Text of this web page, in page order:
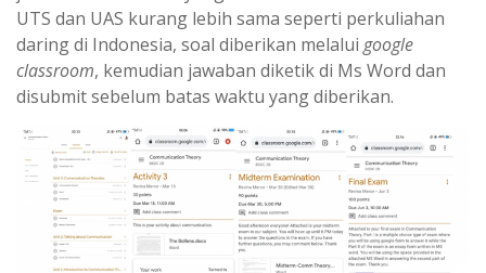
UTS dan UAS kurang lebih sama seperti perkuliahan
daring di Indonesia, soal diberikan melalui google
classroom, kemudian jawaban diketik di Ms Word dan
disubmit sebelum batas waktu yang diberikan.